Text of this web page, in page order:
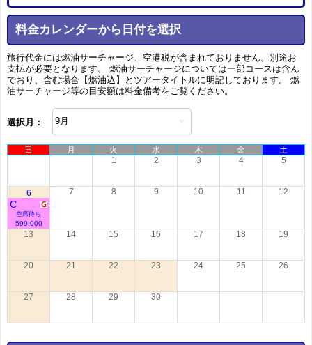
料金カレンダーから日付を選択
旅行代金には燃油サーチャージ、空港税が含まれておりません。別途お
支払が必要となります。 燃油サーチャージについては一部コースは含ん
でおり、含む場合【燃油込】とツアータイトルに明記しております。 燃
油サーチャージ等の目安額は料金備考をご覧ください。
選択月：
日 月 火 水 木 金
土
1
2 3 4 5
6
空席待ち
C
599,000
7 8 9 10 11 12
13 14 15 16 17 18 19
20 21 22 23 24 25 26
27 28 29 30